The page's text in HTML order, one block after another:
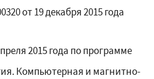
от 19 декабря 2015 года
2015 года по программе
Компьютерная и магнитно-